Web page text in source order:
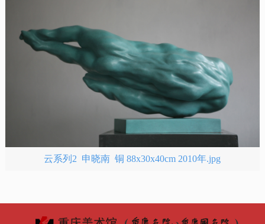
云系列2 申晓南 铜 88x30x40cm 2010年.jpg